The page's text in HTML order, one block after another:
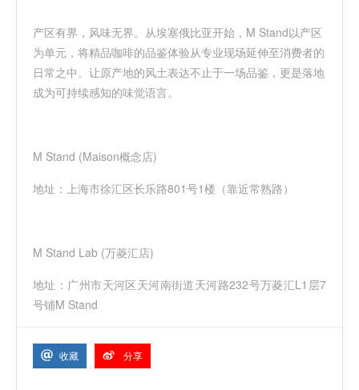
产区有界，风味无界。从埃塞俄比亚开始， M Stand以产区
为单元，将精品咖啡的品鉴体验从专业现场延伸至消费者的
日常之中。让原产地的风土表达不止于一场品鉴，更是落地
成为可持续感知的味觉语言。
M Stand (Maison概念店)
地址：上海市徐汇区长乐路801号1楼（靠近常熟路）
M Stand Lab (万菱汇店)
地址：广州市天河区天河南街道天河路232号万菱汇L1层7
号铺M Stand
收藏 分享